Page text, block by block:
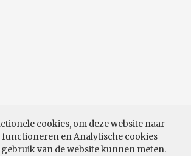
cookies, om deze website naar
en Analytische cookies
van de website kunnen meten.